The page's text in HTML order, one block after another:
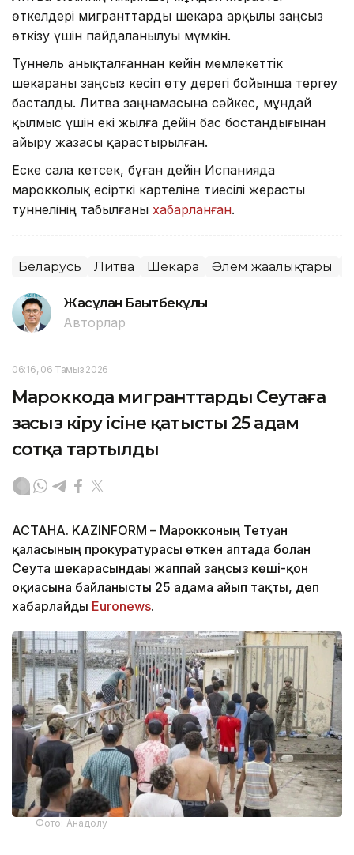
өткелдері мигранттарды шекара арқылы заңсыз
өткізу үшін пайдаланылуы мүмкін.
Туннель анықталғаннан кейін мемлекеттік
шекараны заңсыз кесіп өту дерегі бойынша тергеу
басталды. Литва заңнамасына сәйкес, мұндай
қылмыс үшін екі жылға дейін бас бостандығынан
айыру жазасы қарастырылған.
Еске сала кетсек, бұған дейін Испанияда
марокколық есірткі картеліне тиесілі жерасты
туннелінің табылғаны хабарланған.
Беларусь Литва Шекара Әлем жаңалықтары
Жасұлан Бақытбекұлы
Авторлар
06:16, 06 Тамыз 2026
Мароккода мигранттардың Сеутаға
заңсыз кіру ісіне қатысты 25 адам
сотқа тартылды
АСТАНА. KAZINFORM – Марокконың Тетуан
қаласының прокуратурасы өткен аптада болған
Сеута шекарасындағы жаппай заңсыз көші-қон
оқиғасына байланысты 25 адамға айып тақты, деп
хабарлайды Еuronews.
Фото: Анадолу